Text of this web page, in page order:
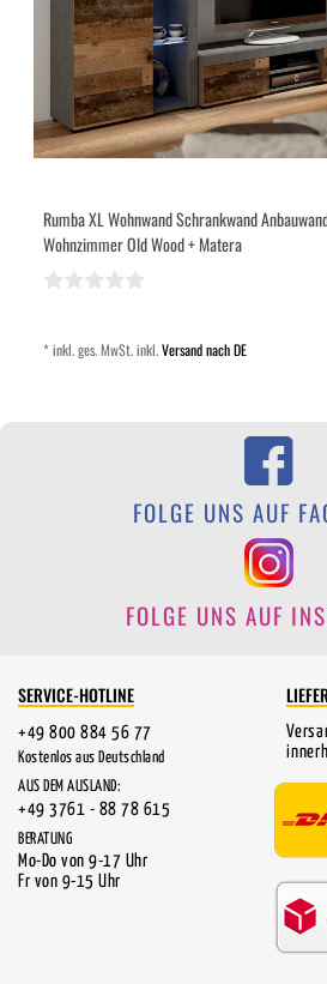
Rumba XL Wohnwand Schrankwand
Wohnzimmer Old Wood + Matera
*inkl. ges. MwSt.inkl.Versand nach DE
FOLGE UNS AUF
FOLGE UNS AUF
SERVICE-HOTLINE
+49 800 884 56 77
Kostenlos aus Deutschland
AUS DEM AUSLAND:
+49 3761 - 88 78 615
BERATUNG
Mo-Do von 9-17 Uhr
Fr von 9-15 Uhr